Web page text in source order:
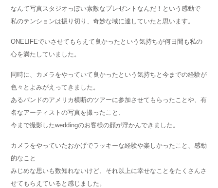
なんて写真スタジオっぽい素敵なプレゼントなんだ！という感動で
私のテンションは振り切り、奇妙な域に達していたと思います。
ONELIFEでいさせてもらえて良かったという気持ちが何日間も私の
心を満たしていました。
同時に、カメラをやっていて良かったという気持ちと今までの経験が
色々とよみがえってきました。
あるバンドのアメリカ横断のツアーに参加させてもらったことや、有
名なアーティストの写真を撮ったこと、
今まで撮影したweddingのお客様の顔が浮かんできました。
カメラをやっていたおかげでラッキーな経験や楽しかったこと、感動
的なこと
みじめな思いも数知れないけど、それ以上に幸せなことをたくさんさ
せてもらえていると感じました。